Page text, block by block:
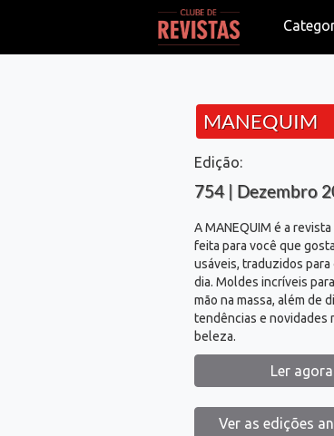
MANEQUIM
Edição:
754 | Dezembro
A MANEQUIM é a
feita para você que
usáveis, traduzidos para
dia. Moldes incríveis
mão na massa, além de
tendências e novidades
beleza.
Ler agora
Ver as edições